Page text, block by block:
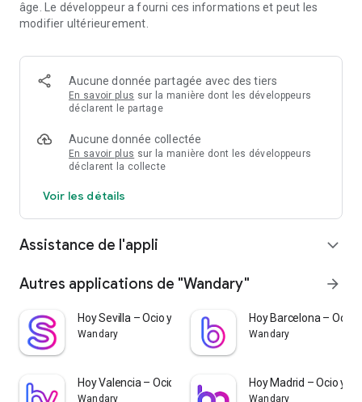
Le jeu original, créé par Diego Manuel Béjar en 1992 pour PC,
revient entièrement reconstruit et adapté au mobile, avec
intuitives et de nouveaux niveaux conçus pour tous les
publics.
Caractéristiques:
- Mécanique unique : la pièce ne s'arrête qu'en heurtant
- Cinq niveaux de difficulté
- Compatible tablette et mobile
âge. Le développeur a fourni ces informations et peut les
modifier ultérieurement.
Aucune donnée partagée avec des tiers
En savoir plus sur la manière dont les développeurs
déclarent le partage
Aucune donnée collectée
En savoir plus sur la manière dont les développeurs
déclarent la collecte
Voir les détails
Assistance de l'appli expand_more
Autres applications de "Wandary" arrow_forward
Hoy Sevilla – Ocio y Cultura
Wandary
Hoy Barcelona – Ocio
Wandary
Hoy Valencia – Ocio y Cultura
Wandary
Hoy Madrid – Ocio y
Wandary